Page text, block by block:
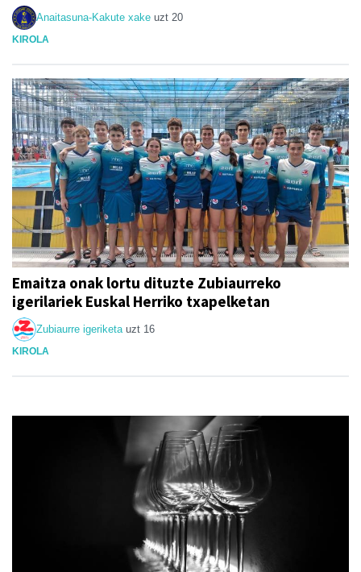
Anaitasuna-Kakute xake uzt 20
KIROLA
Emaitza onak lortu dituzte Zubiaurreko
igerilariek Euskal Herriko txapelketan
Zubiaurre igeriketa uzt 16
KIROLA